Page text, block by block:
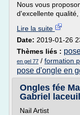
Nous vous
d'excellente qualité,
Lire la suite
Date: 2019-01-26
Thèmes liés :
en gel 77 / formation
pose d'ongle en
Ongles fée
Gabriel
Nail Artist